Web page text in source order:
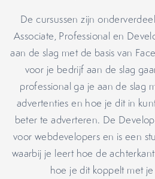
De cursussen zijn
Associate, Professional en
aan de slag met de basis van
voor je bedrijf aan de slag
professional ga je aan de slag
advertenties en hoe je dit in
beter te adverteren. De
voor webdevelopers en is een
waarbij je leert hoe de
hoe je dit koppelt met